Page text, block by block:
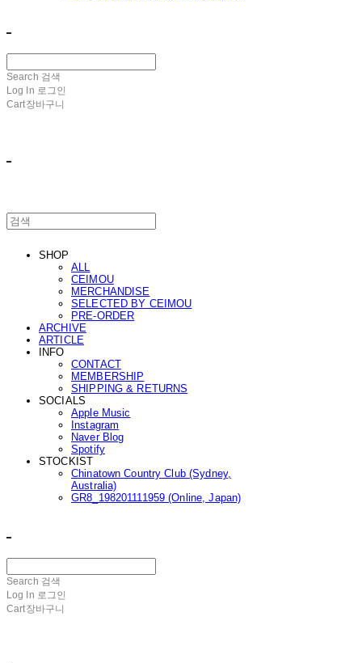
Search 검색
Log In 로그인
Cart장바구니
SHOP
ALL
CEIMOU
MERCHANDISE
SELECTED BY CEIMOU
PRE-ORDER
ARCHIVE
ARTICLE
INFO
CONTACT
MEMBERSHIP
SHIPPING & RETURNS
SOCIALS
Apple Music
Instagram
Naver Blog
Spotify
STOCKIST
Chinatown Country Club (Sydney,
Australia)
GR8_198201111959 (Online, Japan)
Search 검색
Log In 로그인
Cart장바구니